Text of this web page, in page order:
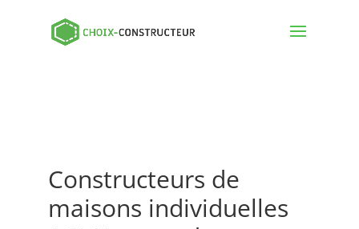
Constructeurs de
maisons individuelles